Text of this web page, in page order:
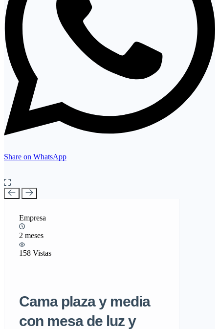
Share on WhatsApp
Empresa
2 meses
158 Vistas
Cama plaza y media
con mesa de luz y